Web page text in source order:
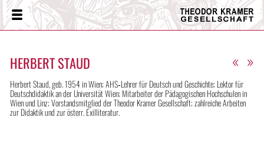
Theodor
Kramer
Menü
« »
HERBERT STAUD
Herbert Staud, geb. 1954 in Wien; AHS‑Lehrer für Deutsch und Geschichte; Lektor für
Deutschdidaktik an der Universität Wien; Mitarbeiter der Pädagogischen Hochschulen in
Wien und Linz; Vorstandsmitglied der Theodor Kramer Gesellschaft; zahlreiche Arbeiten
zur Didaktik und zur österr. Exilliteratur.